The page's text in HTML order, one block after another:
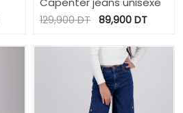
129,900DT 89,900 DT